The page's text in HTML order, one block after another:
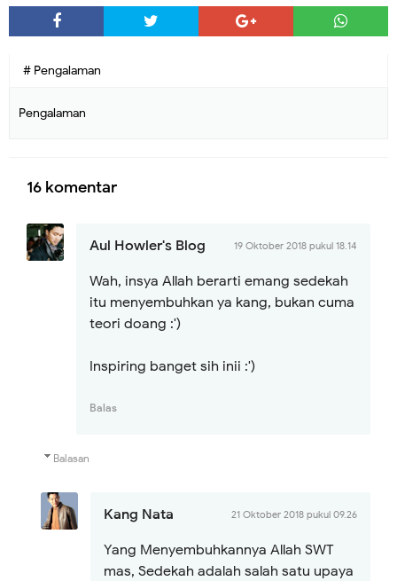
# Pengalaman
Pengalaman
16 komentar
Aul Howler's Blog 19 Oktober 2018 pukul 18.14
Wah, insya Allah berarti emang sedekah
itu menyembuhkan ya kang, bukan cuma
teori doang :')
Inspiring banget sih inii :')
Balas
Balasan
Kang Nata 21 Oktober 2018 pukul 09.26
Yang Menyembuhkannya Allah SWT
mas, Sedekah adalah salah satu upaya